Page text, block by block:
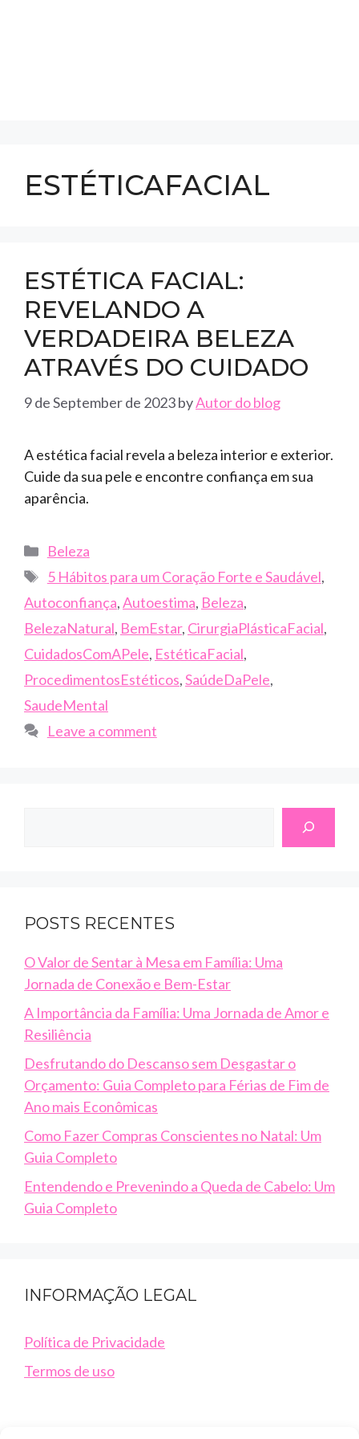
ESTÉTICAFACIAL
ESTÉTICA FACIAL:
REVELANDO A
VERDADEIRA BELEZA
ATRAVÉS DO CUIDADO
9 de September de 2023byAutor do blog
A estética facial revela a beleza interior e exterior.
Cuide da sua pele e encontre confiança em sua
aparência.
Categories
Beleza
Tags
5 Hábitos para um Coração Forte e Saudável,
Autoconfiança,Autoestima, Beleza,
BelezaNatural, BemEstar, CirurgiaPlásticaFacial,
CuidadosComAPele, EstéticaFacial,
ProcedimentosEstéticos,SaúdeDaPele,
SaudeMental
Leave a comment
POSTS RECENTES
O Valor de Sentar à Mesa em Família: Uma
Jornada de Conexão e Bem-Estar
A Importância da Família: Uma Jornada de Amor e
Resiliência
Desfrutando do Descanso sem Desgastar o
Orçamento: Guia Completo para Férias de Fim de
Ano mais Econômicas
Como Fazer Compras Conscientes no Natal: Um
Guia Completo
Entendendo e Prevenindo a Queda de Cabelo: Um
Guia Completo
INFORMAÇÃO LEGAL
Política de Privacidade
Termos de uso